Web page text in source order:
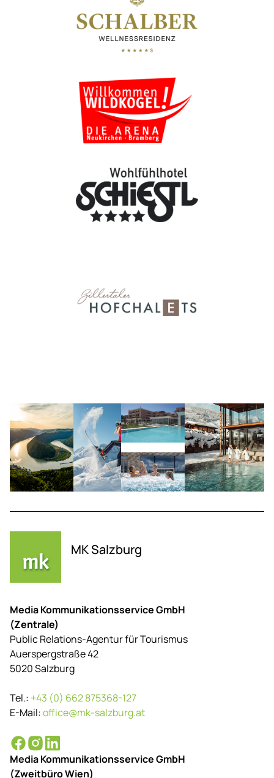
MK Salzburg
Media Kommunikationsservice GmbH
(Zentrale)
Public Relations-Agentur für Tourismus
Auerspergstraße 42
5020 Salzburg
Tel.: +43 (0) 662 875368-127
E-Mail:office@mk-salzburg.at
Media Kommunikationsservice GmbH
(Zweitbüro Wien)